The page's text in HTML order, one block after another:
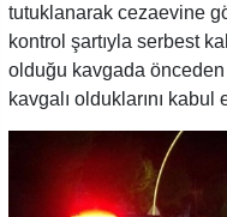
tutuklanarak cezaevine
kontrol şartıyla serbest
olduğu kavgada
kavgalı olduklarını